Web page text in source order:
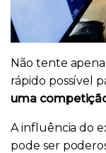
Não tente
rápido possível
uma
A influência do
pode ser